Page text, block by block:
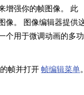
增强你的帧图像。 此
像。 图像编辑器提供
个用于微调动画的多
帧并打开 帧编辑菜单